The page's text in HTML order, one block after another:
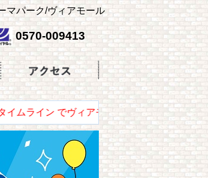
マパーク/ヴィアモール
0570-009413
ン でヴィアモール、アピタ江南西店の情報